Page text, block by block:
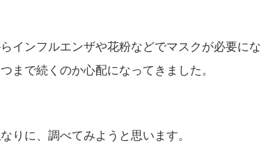
インフルエンザや花粉などでマスクが必要にな
まで続くのか心配になってきました。
りに、調べてみようと思います。